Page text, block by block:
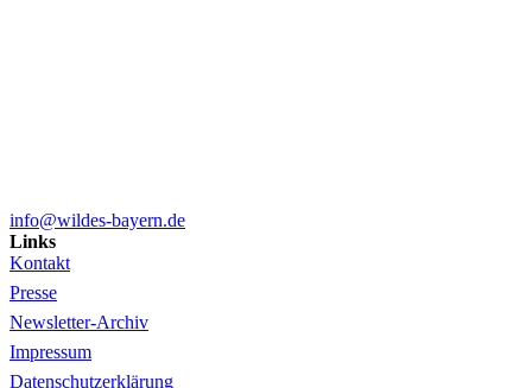
info@wildes-bayern.de
Links
Kontakt
Presse
Newsletter-Archiv
Impressum
Datenschutzerklärung